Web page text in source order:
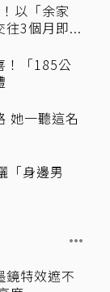
以「余家
3個月即...
！「185公
她一聽這名
「身邊男
鏡特效遮不